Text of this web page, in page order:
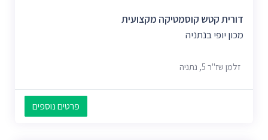
דורית קטש קוסמטיקה מקצועית
מכון יופי בנתניה
זלמן שז"ר 5, נתניה
פרטים נוספים